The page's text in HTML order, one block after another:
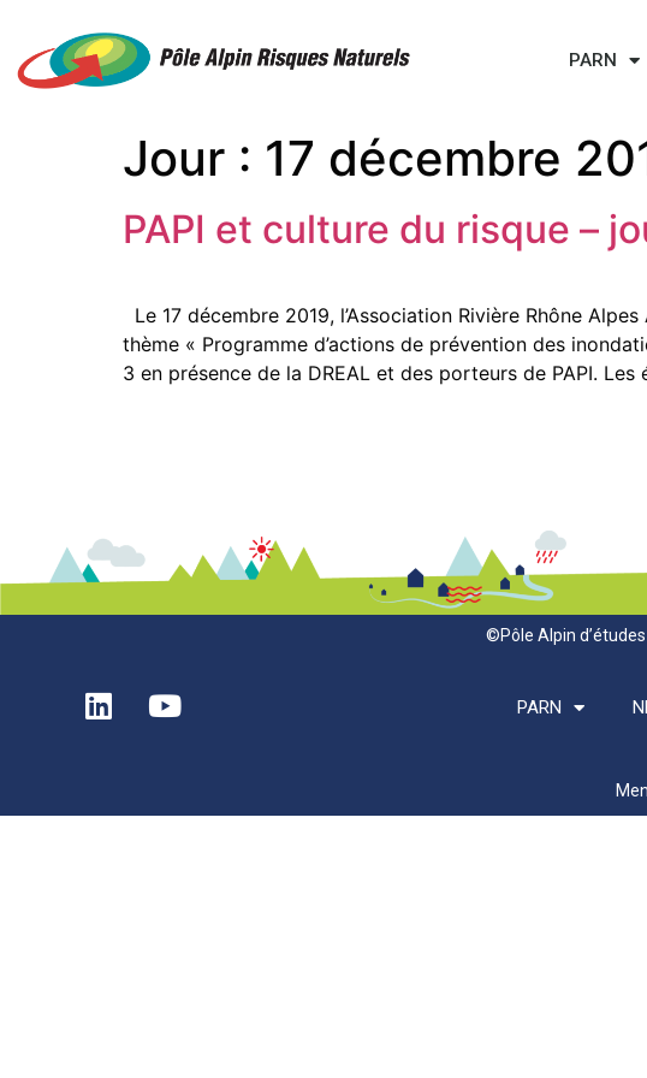
PARN
Jour : 17 décembre
PAPI et culture du risque –
Le 17 décembre 2019, l’Association Rivière Rhône
thème « Programme d’actions de prévention des
3 en présence de la DREAL et des porteurs de PAPI.
©Pôle Alpin
PARN